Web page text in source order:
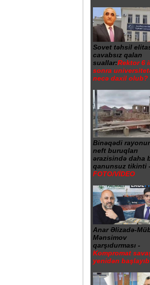
Sovet təhsil
cavabsız qalan
suallar:Rektor 6
sonra
necə daxil olub?
Binəqədi
neft buruqları
ərazisində daha
qanunsuz tikinti -
FOTO/VİDEO
Anar Əlizadə-
Mənsimov
qarşıdurması -
Kompromat
yenidən başlayıb